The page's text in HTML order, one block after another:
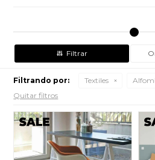
Filtrando por: Textiles
Quitar filtros